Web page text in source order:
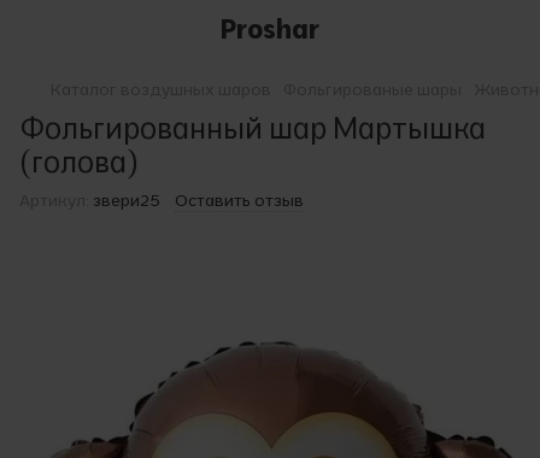
Proshar
Фольгированный шар Мартышка
(голова)
звери25 Оставить отзыв